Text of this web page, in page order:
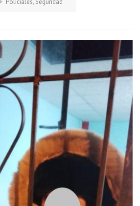
Policiales, Seguridad